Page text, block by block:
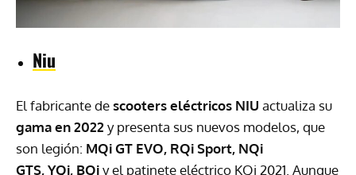
Niu
El fabricante descooters eléctricos NIU actualiza su
gama en 2022 y presenta sus nuevos modelos, que
son legión: MQi GT EVO, RQi Sport, NQi
GTS, YQi, BQiy el patinete eléctrico KQi 2021. Aunque